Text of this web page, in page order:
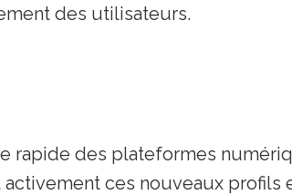
des utilisateurs.
rapide des plateformes
activement ces nouveaux